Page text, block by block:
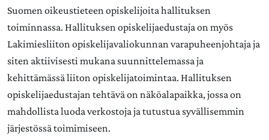
Suomen oikeustieteen opiskelijoita hallituksen
toiminnassa. Hallituksen opiskelijaedustaja on myös
Lakimiesliiton opiskelijavaliokunnan varapuheenjohtaja ja
siten aktiivisesti mukana suunnittelemassa ja
kehittämässä liiton opiskelijatoimintaa. Hallituksen
opiskelijaedustajan tehtävä on näköalapaikka, jossa on
mahdollista luoda verkostoja ja tutustua syvällisemmin
järjestössä toimimiseen.